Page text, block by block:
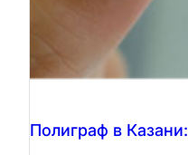
Полиграф в Казани: